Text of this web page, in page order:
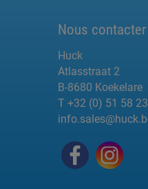
Nous contacter
Huck
Atlasstraat 2
B-8680 Koekelare
T +32 (0) 51 58